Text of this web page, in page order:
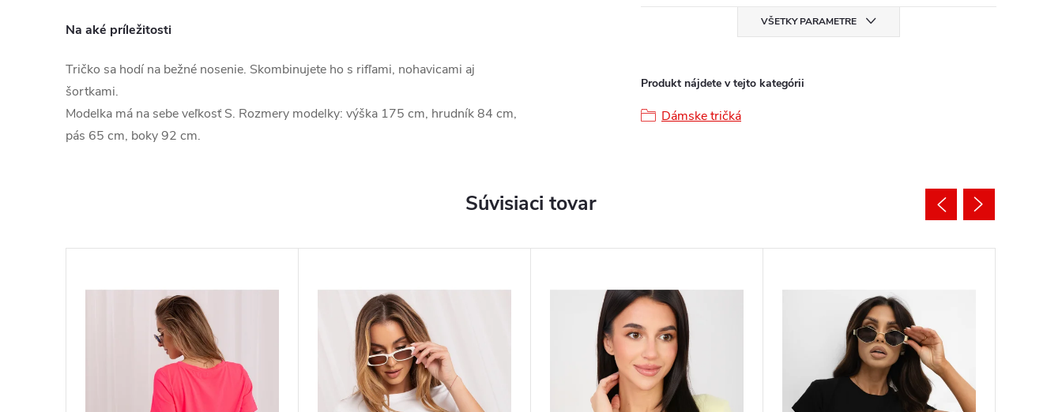
Na aké príležitosti
Tričko sa hodí na bežné nosenie. Skombinujete ho s rifľami, nohavicami aj
šortkami.
Modelka má na sebe veľkosť S. Rozmery modelky: výška 175 cm, hrudník 84 cm,
pás 65 cm, boky 92 cm.
VŠETKY PARAMETRE
Produkt nájdete v tejto kategórii
Dámske tričká
Súvisiaci tovar